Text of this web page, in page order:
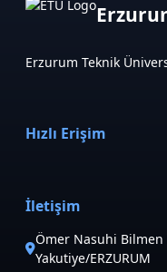
Erzurum Teknik
Hızlı Erişim
İletişim
Ömer Nasuhi Bilmen
Yakutiye/ERZURUM